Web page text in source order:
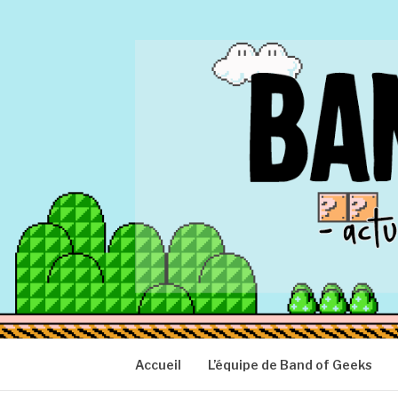
BAND OF
Actu Geek d'hier et d'aujourd'hui
Accueil L’équipe de Band of Geeks